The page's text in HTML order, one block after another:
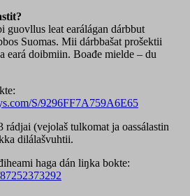
guovllus leat earálágan dárbbut
Suomas. Mii dárbbašat prošektii
eará doibmiin. Boađe mielde – du
S/9296FF7A759A6E65
(vejolaš tulkomat ja oassálastin
dilálašvuhtii.
haga dán liŋka bokte: